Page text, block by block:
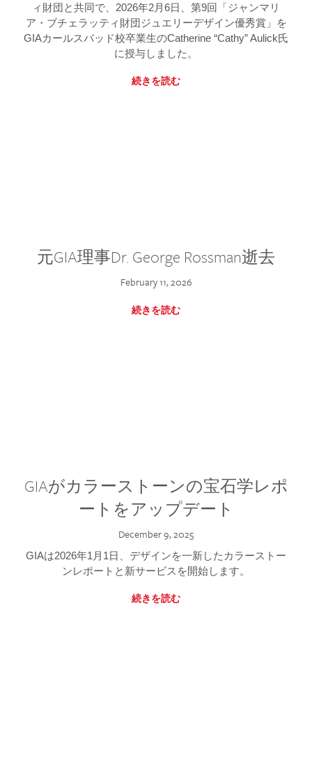
ィ財団と共同で、2026年2月6日、第9回「ジャンマリ
ア・ブチェラッティ財団ジュエリーデザイン優秀賞」を
GIAカールスバッド校卒業生のCatherine “Cathy” Aulick氏
に授与しました。
続きを読む
元GIA理事Dr. George Rossman逝去
February 11, 2026
続きを読む
GIAがカラーストーンの宝石学レポ
ートをアップデート
December 9, 2025
GIAは2026年1月1日、デザインを一新したカラーストー
ンレポートと新サービスを開始します。
続きを読む